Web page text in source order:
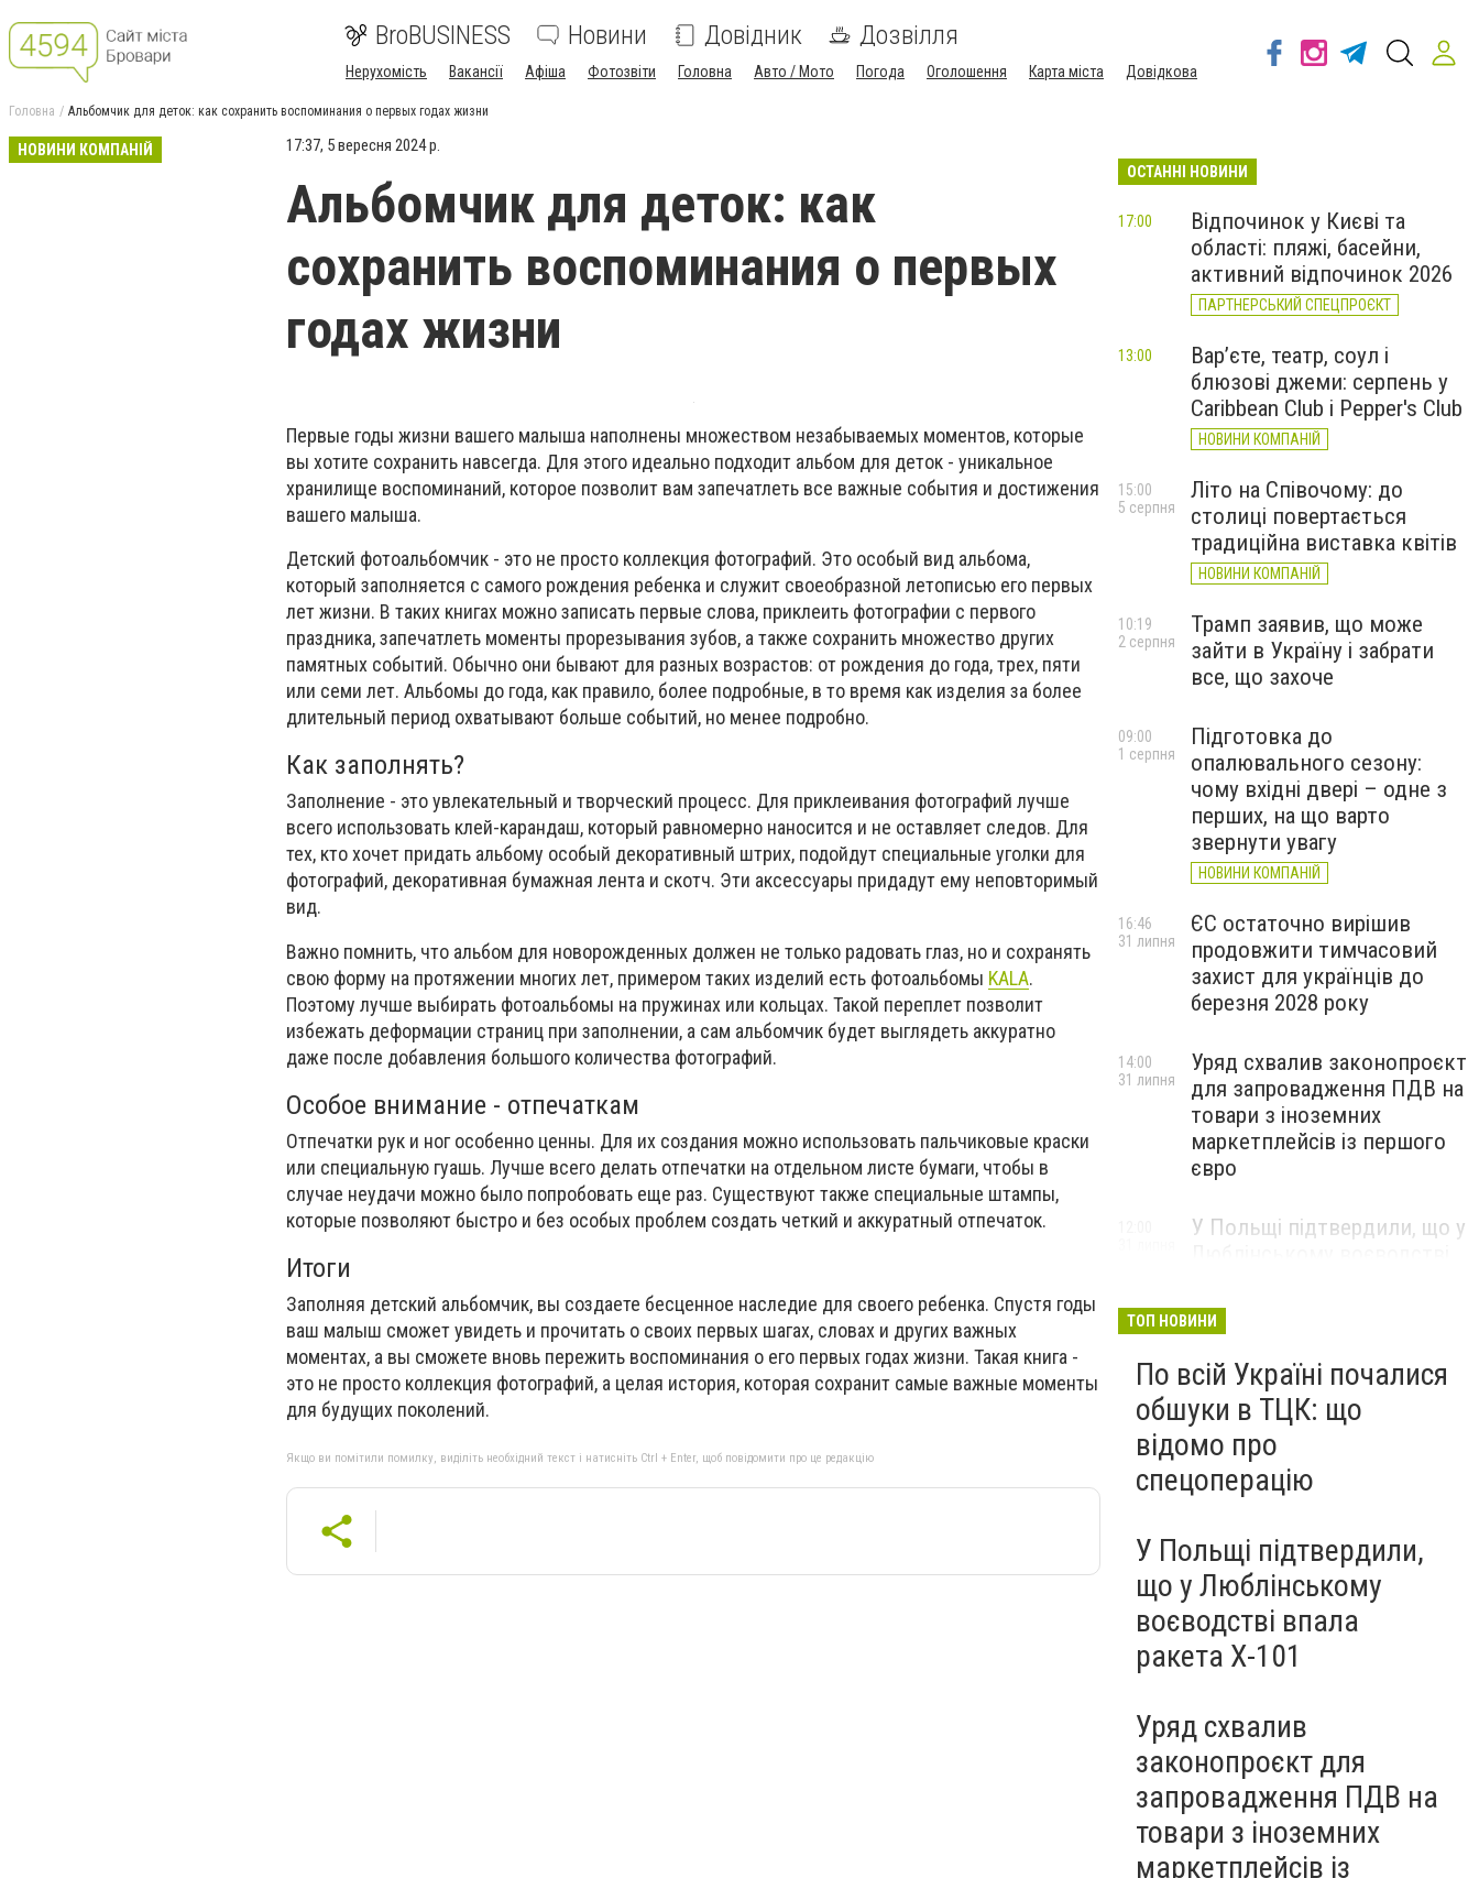
BroBUSINESS Новини Довідник Дозвілля
Нерухомість Вакансії Афіша Фотозвіти Головна Авто / Мото Погода Оголошення Карта міста Довідкова
Головна Альбомчик для деток: как сохранить воспоминания о первых годах жизни
НОВИНИ КОМПАНІЙ 17:37, 5 вересня 2024 р.
Альбомчик для деток: как
сохранить воспоминания о первых
годах жизни
Первые годы жизни вашего малыша наполнены множеством незабываемых моментов, которые
вы хотите сохранить навсегда. Для этого идеально подходит альбом для деток - уникальное
хранилище воспоминаний, которое позволит вам запечатлеть все важные события и достижения
вашего малыша.
Детский фотоальбомчик - это не просто коллекция фотографий. Это особый вид альбома,
который заполняется с самого рождения ребенка и служит своеобразной летописью его первых
лет жизни. В таких книгах можно записать первые слова, приклеить фотографии с первого
праздника, запечатлеть моменты прорезывания зубов, а также сохранить множество других
памятных событий. Обычно они бывают для разных возрастов: от рождения до года, трех, пяти
или семи лет. Альбомы до года, как правило, более подробные, в то время как изделия за более
длительный период охватывают больше событий, но менее подробно.
Как заполнять?
Заполнение - это увлекательный и творческий процесс. Для приклеивания фотографий лучше
всего использовать клей-карандаш, который равномерно наносится и не оставляет следов. Для
тех, кто хочет придать альбому особый декоративный штрих, подойдут специальные уголки для
фотографий, декоративная бумажная лента и скотч. Эти аксессуары придадут ему неповторимый
вид.
Важно помнить, что альбом для новорожденных должен не только радовать глаз, но и сохранять
свою форму на протяжении многих лет, примером таких изделий есть фотоальбомы KALA.
Поэтому лучше выбирать фотоальбомы на пружинах или кольцах. Такой переплет позволит
избежать деформации страниц при заполнении, а сам альбомчик будет выглядеть аккуратно
даже после добавления большого количества фотографий.
Особое внимание - отпечаткам
Отпечатки рук и ног особенно ценны. Для их создания можно использовать пальчиковые краски
или специальную гуашь. Лучше всего делать отпечатки на отдельном листе бумаги, чтобы в
случае неудачи можно было попробовать еще раз. Существуют также специальные штампы,
которые позволяют быстро и без особых проблем создать четкий и аккуратный отпечаток.
Итоги
Заполняя детский альбомчик, вы создаете бесценное наследие для своего ребенка. Спустя годы
ваш малыш сможет увидеть и прочитать о своих первых шагах, словах и других важных
моментах, а вы сможете вновь пережить воспоминания о его первых годах жизни. Такая книга -
это не просто коллекция фотографий, а целая история, которая сохранит самые важные моменты
для будущих поколений.
Якщо ви помітили помилку, виділіть необхідний текст і натисніть Ctrl + Enter, щоб повідомити про це редакцію
ОСТАННІ НОВИНИ
Відпочинок у Києві та
області: пляжі, басейни,
активний відпочинок 2026
ПАРТНЕРСЬКИЙ СПЕЦПРОЄКТ
17:00
Вар’єте, театр, соул і
блюзові джеми: серпень у
Caribbean Club і Pepper's Club
НОВИНИ КОМПАНІЙ
13:00
Літо на Співочому: до
столиці повертається
традиційна виставка квітів
НОВИНИ КОМПАНІЙ
15:00
5 серпня
Трамп заявив, що може
зайти в Україну і забрати
все, що захоче
10:19
2 серпня
Підготовка до
опалювального сезону:
чому вхідні двері – одне з
перших, на що варто
звернути увагу
НОВИНИ КОМПАНІЙ
09:00
1 серпня
ЄС остаточно вирішив
продовжити тимчасовий
захист для українців до
березня 2028 року
16:46
31 липня
Уряд схвалив законопроєкт
для запровадження ПДВ на
товари з іноземних
маркетплейсів із першого
євро
14:00
31 липня
У Польщі підтвердили, що у
ТОП НОВИНИ
По всій Україні почалися
обшуки в ТЦК: що
відомо про
спецоперацію
У Польщі підтвердили,
що у Люблінському
воєводстві впала
ракета Х-101
Уряд схвалив
законопроєкт для
запровадження ПДВ на
товари з іноземних
маркетплейсів із